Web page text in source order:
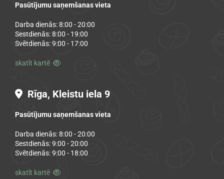
Pasūtījumu saņemšanas vieta
Darba dienās: 8:00 - 20:00
Sestdienās: 8:00 - 19:00
Svētdienās: 9:00 - 17:00
skatīt kartē 
 Rīga, Kleistu iela 9
Pasūtījumu saņemšanas vieta
Darba dienās: 8:00 - 20:00
Sestdienās: 9:00 - 20:00
Svētdienās: 9:00 - 18:00
skatīt kartē 